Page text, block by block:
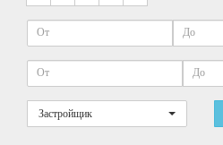
Застройщик